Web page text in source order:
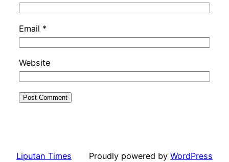
Email *
Website
Liputan Times Proudly powered by WordPress